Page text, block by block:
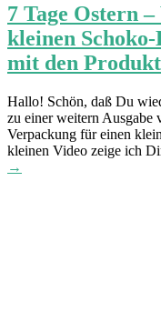
7 Tage Ostern
kleinen
mit den
Hallo! Schön, daß Du
zu einer weitern Ausgabe
Verpackung für einen
kleinen Video zeige ich
→